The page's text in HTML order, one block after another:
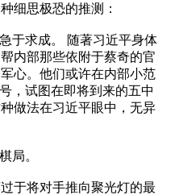
细思极恐的推测：
于求成。 随著习近平身体
内部那些依附于蔡奇的官
心。他们或许在内部小范
，试图在即将到来的五中
做法在习近平眼中，无异
局。
于将对手推向聚光灯的最